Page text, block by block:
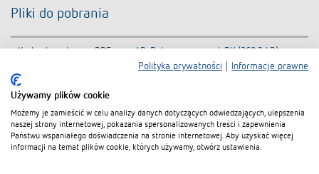
Pliki do pobrania
Karta danych PDF AP-Rahmen compact BK (268,3 kB)
Dodaj do koszyka dokumentów
Polityka prywatności Informacje prawne
Używamy plików cookie
Możemy je zamieścić w celu analizy danych dotyczących odwiedzających, ulepszenia
naszej strony internetowej, pokazania spersonalizowanych treści i zapewnienia
Państwu wspaniałego doświadczenia na stronie internetowej. Aby uzyskać więcej
informacji na temat plików cookie, których używamy, otwórz ustawienia.